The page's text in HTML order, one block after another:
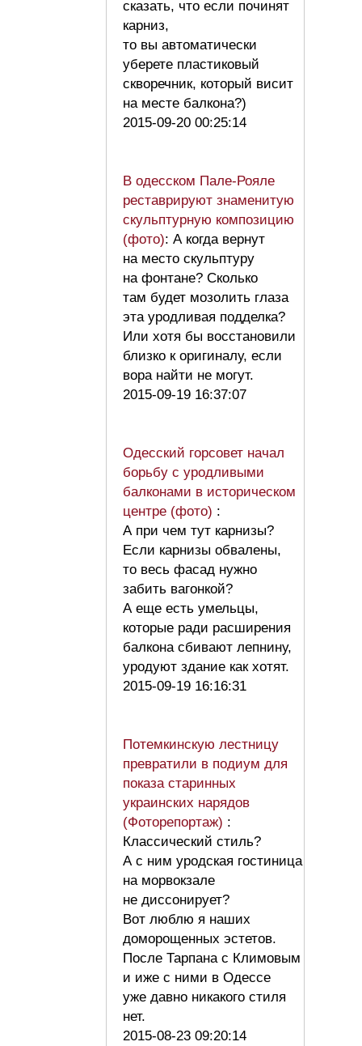
сказать, что если починят
карниз,
то вы автоматически
уберете пластиковый
скворечник, который висит
на месте балкона?)
2015-09-20 00:25:14
В одесском Пале-Рояле
реставрируют знаменитую
скульптурную композицию
(фото): А когда вернут
на место скульптуру
на фонтане? Сколько
там будет мозолить глаза
эта уродливая подделка?
Или хотя бы восстановили
близко к оригиналу, если
вора найти не могут.
2015-09-19 16:37:07
Одесский горсовет начал
борьбу с уродливыми
балконами в историческом
центре (фото) :
А при чем тут карнизы?
Если карнизы обвалены,
то весь фасад нужно
забить вагонкой?
А еще есть умельцы,
которые ради расширения
балкона сбивают лепнину,
уродуют здание как хотят.
2015-09-19 16:16:31
Потемкинскую лестницу
превратили в подиум для
показа старинных
украинских нарядов
(Фоторепортаж) :
Классический стиль?
А с ним уродская гостиница
на морвокзале
не диссонирует?
Вот люблю я наших
доморощенных эстетов.
После Тарпана с Климовым
и иже с ними в Одессе
уже давно никакого стиля
нет.
2015-08-23 09:20:14